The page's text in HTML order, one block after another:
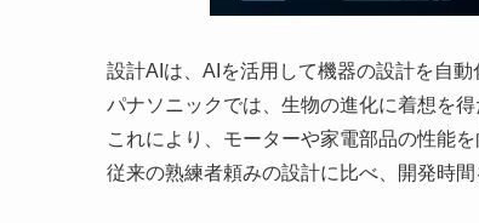
設計AIは、AIを活用して機器の設計を自動
パナソニックでは、生物の進化に着想を
これにより、モーターや家電部品の性能
従来の熟練者頼みの設計に比べ、開発時